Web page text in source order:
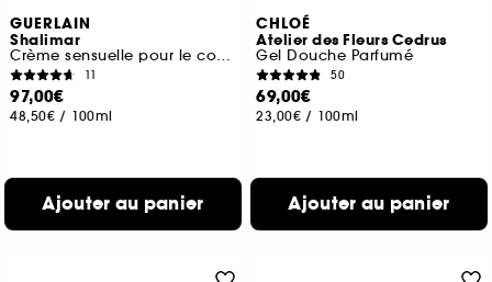
GUERLAIN
Shalimar
Crème sensuelle pour le corps
11
97,00€
48,50€ / 100ml
Ajouter au panier
CHLOÉ
Atelier des Fleurs Cedrus
Gel Douche Parfumé
50
69,00€
23,00€ / 100ml
Ajouter au panier